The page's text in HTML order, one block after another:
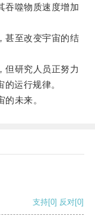
噬物质速度增加
至改变宇宙的结
研究人员正努力
运行规律。
未来。
支持[0] 反对[0]